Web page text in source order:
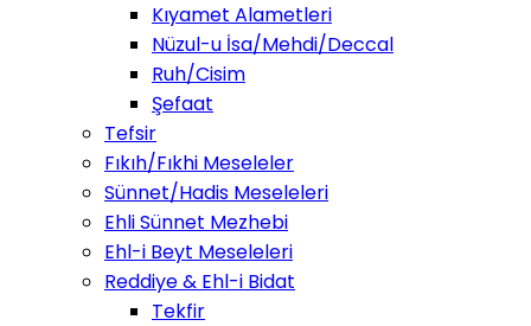
Kıyamet Alametleri
Nüzul-u İsa/Mehdi/Deccal
Ruh/Cisim
Şefaat
Tefsir
Fıkıh/Fıkhi Meseleler
Sünnet/Hadis Meseleleri
Ehli Sünnet Mezhebi
Ehl-i Beyt Meseleleri
Reddiye & Ehl-i Bidat
Tekfir